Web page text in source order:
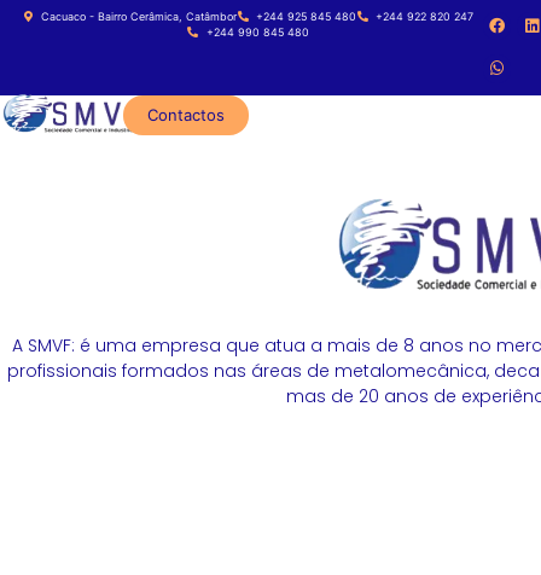
Cacuaco - Bairro Cerâmica, Catâmbor +244 925 845 480
+244 922 820 247
+244 990 845 480
Contactos
A SMVF: é uma empresa que atua a mais de 8 anos no
profissionais formados nas áreas de metalomecânica,
mas de 20 anos de